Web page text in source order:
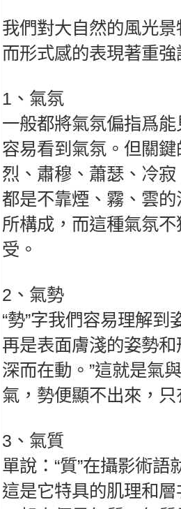
我們對大自然的風光
而形式感的表現著重
1、氣氛
一般都將氣氛偏指爲
容易看到氣氛。但關
烈、肅穆、蕭瑟、冷
都是不靠煙、霧、雲
所構成，而這種氣氛
受。
2、氣勢
“勢”字我們容易理解到
再是表面膚淺的姿勢
深而在動。”這就是氣
氣，勢便顯不出來，
3、氣質
單說：“質”在攝影術
這是它特具的肌理和